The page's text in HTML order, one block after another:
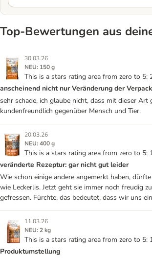
Top‑Bewertungen aus
30.03.26
NEU: 150 g
This is a stars rating area from zero to 5:
anscheinend nicht nur Veränderung der
sehr schade, ich glaube nicht, dass mit dieser
kundenfreundlich gegenüber Mensch und Tier.
20.03.26
NEU: 400 g
This is a stars rating area from zero to 5:
veränderte Rezeptur: gar nicht gut leider
Wie schon einige andere angemerkt haben,
wie Leckerlis. Jetzt geht sie immer noch freudig
gefressen. Fürchte, das bedeutet, dass wir uns
11.03.26
NEU: 2 kg
This is a stars rating area from zero to 5:
Produktumstellung